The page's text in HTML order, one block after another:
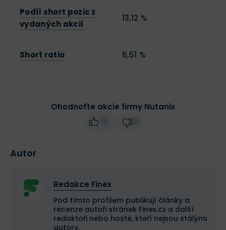
Podíl short pozic z
vydaných akcií
13,12 %
Short ratio 6,51 %
Ohodnoťte akcie firmy Nutanix
Autor
Redakce Finex
Pod tímto profilem publikují články a
recenze autoři stránek Finex.cz a další
redaktoři nebo hosté, kteří nejsou stálými
autory.